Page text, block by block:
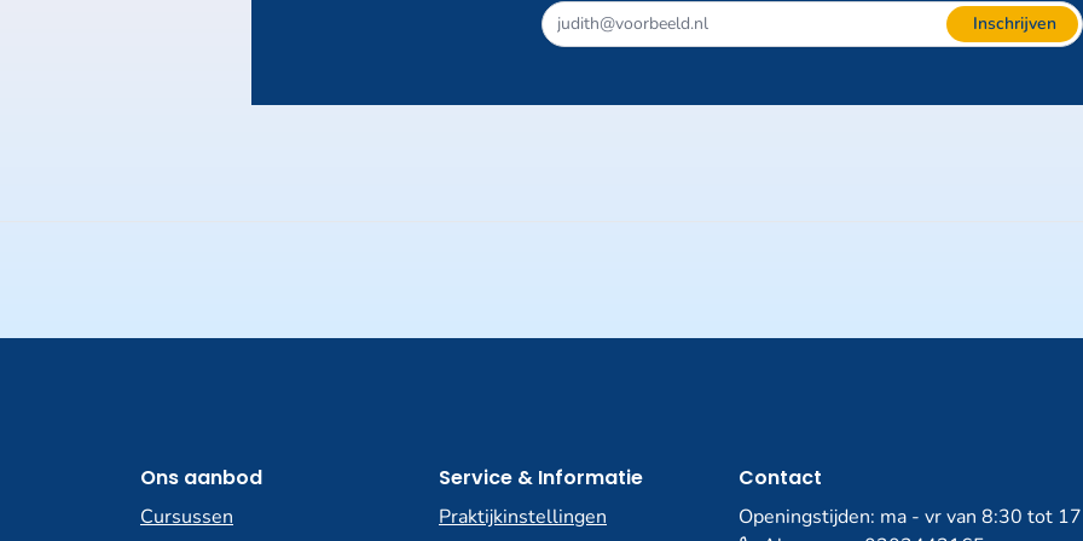
Inschrijven
Ons aanbod
Cursussen
Service & Informatie
Praktijkinstellingen
Contact
Openingstijden: ma - vr van 8:30 tot